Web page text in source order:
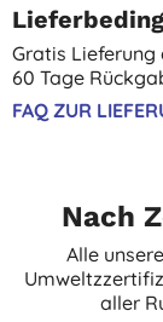
Gratis
60 Tage
FAQ ZUR
Nach
Alle
aller